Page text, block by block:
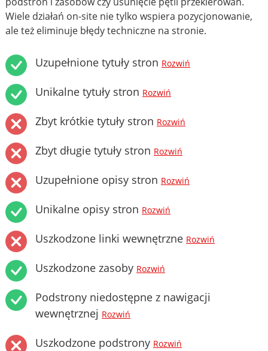
Wiele działań on-site nie tylko wspiera pozycjonowanie,
ale też eliminuje błędy techniczne na stronie.
Uzupełnione tytuły stron Rozwiń
Unikalne tytuły stron Rozwiń
Zbyt krótkie tytuły stron Rozwiń
Zbyt długie tytuły stron Rozwiń
Uzupełnione opisy stron Rozwiń
Unikalne opisy stron Rozwiń
Uszkodzone linki wewnętrzne Rozwiń
Uszkodzone zasoby Rozwiń
Podstrony niedostępne z nawigacji
wewnętrznej Rozwiń
Uszkodzone podstrony Rozwiń